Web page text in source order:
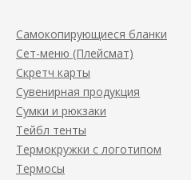
Самокопирующиеся бланки
Сет-меню (Плейсмат)
Скретч карты
Сувенирная продукция
Сумки и рюкзаки
Тейбл тенты
Термокружки с логотипом
Термосы